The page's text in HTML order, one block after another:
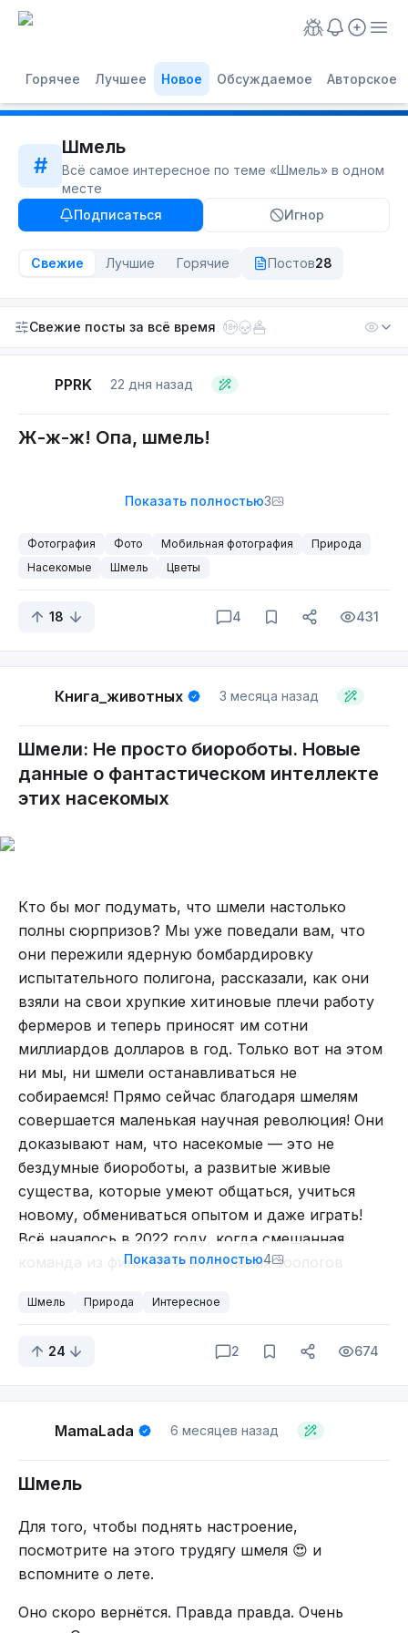
Горячее Лучшее Новое Обсуждаемое Авторское
#
Шмель
Всё самое интересное по теме «Шмель» в одном
месте
Подписаться
Игнор
Свежие Лучшие Горячие Постов28
Свежие посты за всё время 18+
PPRK 22 дня назад
Ж-ж-ж! Опа, шмель!
Показать полностью3
Фотография Фото Мобильная фотография
Природа
Насекомые
Шмель Цветы
18 4 431
Книга_животных 3 месяца назад
Шмели: Не просто биороботы. Новые
данные о фантастическом интеллекте
этих насекомых
Кто бы мог подумать, что шмели настолько
полны сюрпризов? Мы уже поведали вам, что
они пережили ядерную бомбардировку
испытательного полигона, рассказали, как они
взяли на свои хрупкие хитиновые плечи работу
фермеров и теперь приносят им сотни
миллиардов долларов в год. Только вот на этом
ни мы, ни шмели останавливаться не
собираемся! Прямо сейчас благодаря шмелям
совершается маленькая научная революция! Они
доказывают нам, что насекомые — это не
бездумные биороботы, а развитые живые
существа, которые умеют общаться, учиться
новому, обмениваться опытом и даже играть!
Всё началось в 2022 году, когда смешанная
команда из финских и английских зоологов
поместили улей шмелей в контролируемую
приходилось пробираться через камеру с
не давали никакой награды или наказания.
Показать полностью4
Шмель Природа Интересное
24 2 674
MamaLada 6 месяцев назад
Шмель
Для того, чтобы поднять настроение,
посмотрите на этого трудягу шмеля 😍 и
вспомните о лете.
Оно скоро вернётся. Правда правда. Очень